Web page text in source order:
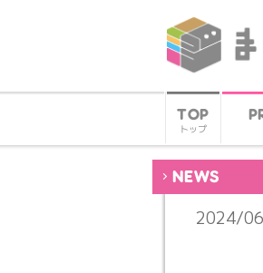
TOP
トップ
NEWS
2024/